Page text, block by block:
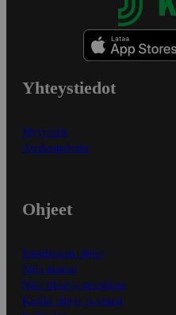
Yhteystiedot
Myymälät
Asiakaspalvelu
Ohjeet
Ensitilaajan ohjeet
Näin maksat
Näin tilaat ja muokkaat
Kaikki ohjeet ja vinkit